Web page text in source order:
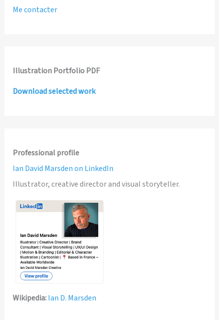
Me contacter
Illustration Portfolio PDF
Download selected work
Professional profile
Ian David Marsden on LinkedIn
Illustrator, creative director and visual storyteller.
Wikipedia:Ian D. Marsden